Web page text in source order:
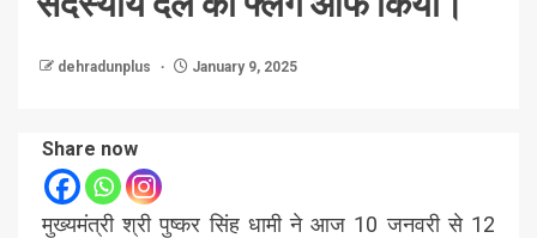
dehradunplus January 9, 2025
Share now
मुख्यमंत्री श्री पुष्कर सिंह धामी ने आज 10 जनवरी से 12